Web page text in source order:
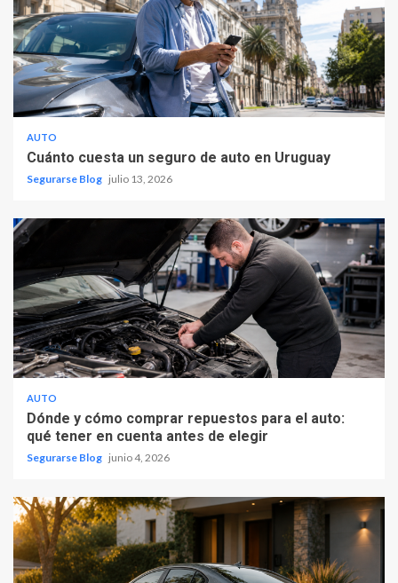
AUTO
Cuánto cuesta un seguro de auto en Uruguay
Segurarse Blog julio 13, 2026
AUTO
Dónde y cómo comprar repuestos para el auto:
qué tener en cuenta antes de elegir
Segurarse Blog junio 4, 2026